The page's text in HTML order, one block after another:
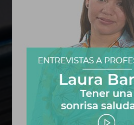
Dirección de correo electrónico
Contraseña